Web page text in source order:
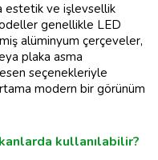
estetik ve işlevsellik
genellikle LED
alüminyum çerçeveler,
plaka asma
seçenekleriyle
modern bir görünüm
kullanılabilir?